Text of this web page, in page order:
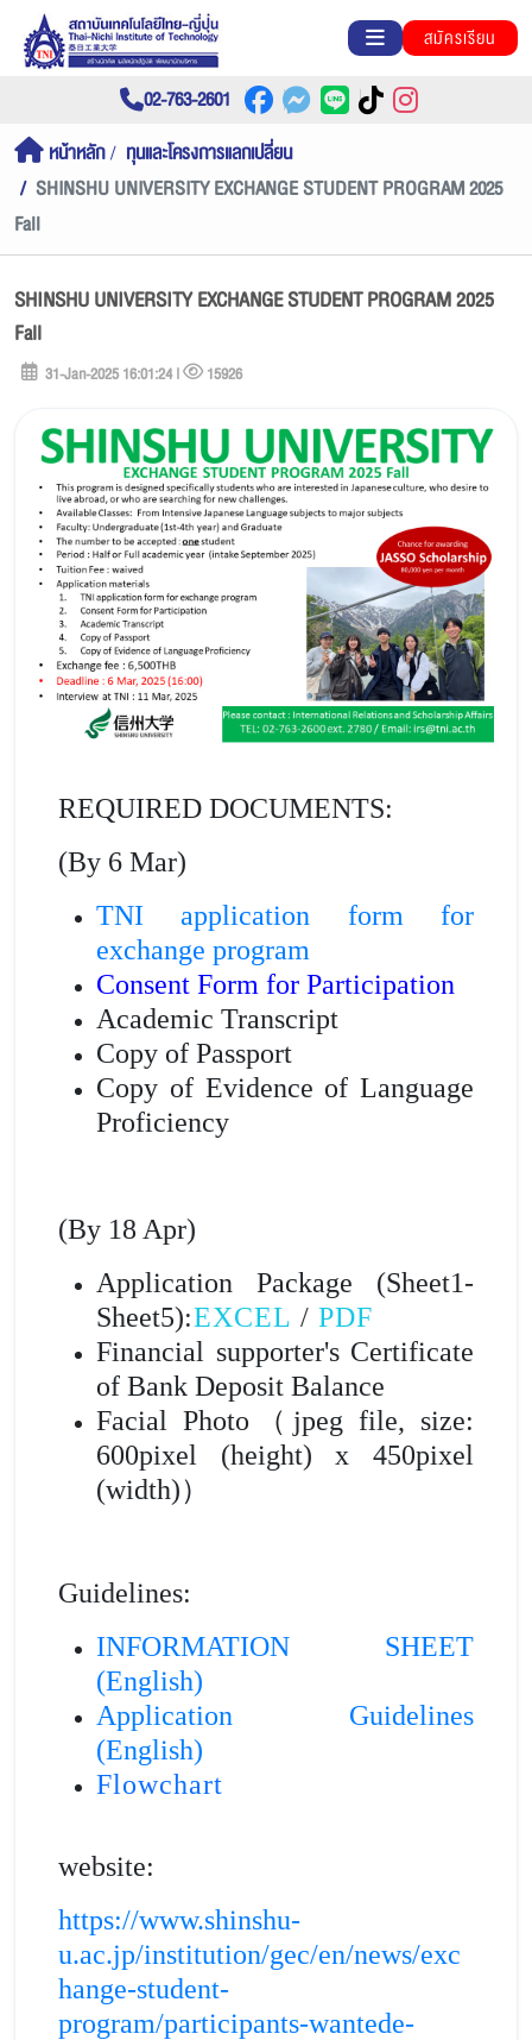
สมัครเรียน
02-763-2601
หน้าหลัก
ทุนและโครงการแลกเปลี่ยน
SHINSHU UNIVERSITY EXCHANGE STUDENT PROGRAM 2025
Fall
SHINSHU UNIVERSITY EXCHANGE STUDENT PROGRAM 2025
Fall
31-Jan-2025 16:01:24 | 15926
REQUIRED DOCUMENTS:
(By 6 Mar)
TNI application form for
exchange program
Consent Form for Participation
Academic Transcript
Copy of Passport
Copy of Evidence of Language
Proficiency
(By 18 Apr)
Application Package (Sheet1-
Sheet5):EXCEL / PDF
Financial supporter's Certificate
of Bank Deposit Balance
Facial Photo（jpeg file, size:
600pixel (height) x 450pixel
(width)）
Guidelines:
INFORMATION SHEET
(English)
Application Guidelines
(English)
Flowchart
website:
https://www.shinshu-
u.ac.jp/institution/gec/en/news/exc
hange-student-
program/participants-wantede-